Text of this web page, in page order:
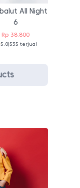
All Night
6
Rp 38.800
5.0|535 terjual